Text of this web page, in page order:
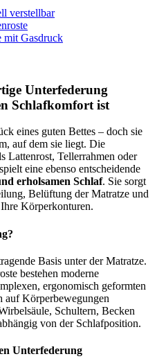
verstellbar
mit Gasdruck
Unterfederung
Schlafkomfort ist
eines guten Bettes – doch sie
auf dem sie liegt. Die
Lattenrost, Tellerrahmen oder
eine ebenso entscheidende
erholsamen Schlaf. Sie sorgt
Belüftung der Matratze und
Körperkonturen.
Basis unter der Matratze.
bestehen moderne
ergonomisch geformten
auf Körperbewegungen
Schultern, Becken
von der Schlafposition.
Unterfederung